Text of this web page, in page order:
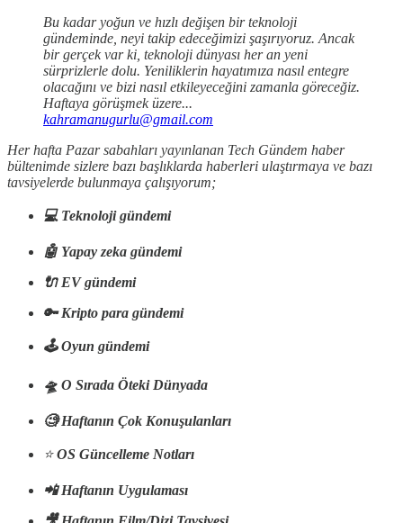
Bu kadar yoğun ve hızlı değişen bir teknoloji
gündeminde, neyi takip edeceğimizi şaşırıyoruz. Ancak
bir gerçek var ki, teknoloji dünyası her an yeni
sürprizlerle dolu. Yeniliklerin hayatımıza nasıl entegre
olacağını ve bizi nasıl etkileyeceğini zamanla göreceğiz.
Haftaya görüşmek üzere...
kahramanugurlu@gmail.com
Her hafta Pazar sabahları yayınlanan Tech Gündem haber
bültenimde sizlere bazı başlıklarda haberleri ulaştırmaya ve bazı
tavsiyelerde bulunmaya çalışıyorum;
💻 Teknoloji gündemi
🤖 Yapay zeka gündemi
🔌 EV gündemi
🔑 Kripto para gündemi
🕹️ Oyun gündemi
🛸 O Sırada Öteki Dünyada
🧐 Haftanın Çok Konuşulanları
⭐️OS Güncelleme Notları
📲 Haftanın Uygulaması